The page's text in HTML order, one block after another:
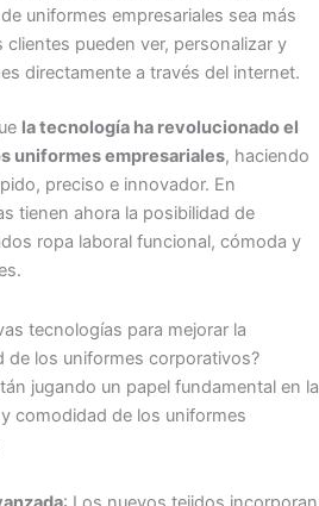
uniformes empresariales sea más
clientes pueden ver, personalizar y
directamente a través del internet.
la tecnología ha revolucionado el
uniformes empresariales, haciendo
preciso e innovador. En
tienen ahora la posibilidad de
ropa laboral funcional, cómoda y
tecnologías para mejorar la
de los uniformes corporativos?
jugando un papel fundamental en la
comodidad de los uniformes